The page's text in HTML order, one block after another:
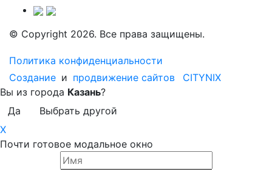
© Copyright 2026. Все права защищены.
Политика конфиденциальности
Создание и продвижение сайтов
CITYNIX
Вы из города Казань?
Да
Выбрать другой
X
Почти готовое модальное окно